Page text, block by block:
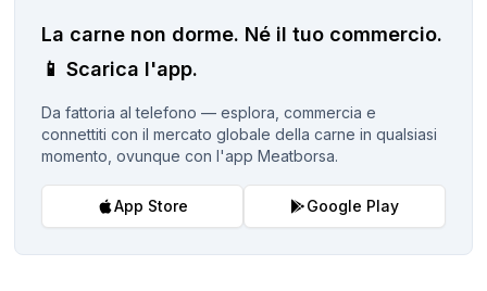
La carne non dorme. Né il tuo commercio.
📱Scarica l'app.
Da fattoria al telefono — esplora, commercia e
connettiti con il mercato globale della carne in qualsiasi
momento, ovunque con l'app Meatborsa.
App Store Google Play